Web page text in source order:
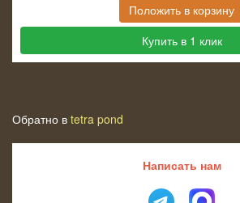
Положить в корзину
Купить в 1 клик
Обратно в tetra pond
Написать нам